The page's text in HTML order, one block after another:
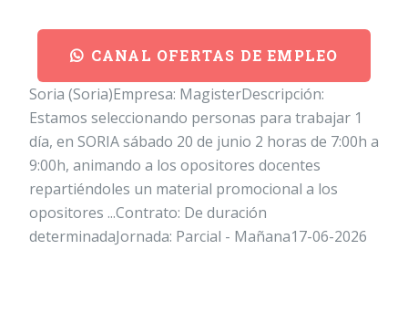
CANAL OFERTAS DE EMPLEO
Soria (Soria)Empresa: MagisterDescripción:
Estamos seleccionando personas para trabajar 1
día, en SORIA sábado 20 de junio 2 horas de 7:00h a
9:00h, animando a los opositores docentes
repartiéndoles un material promocional a los
opositores ...Contrato: De duración
determinadaJornada: Parcial - Mañana17-06-2026